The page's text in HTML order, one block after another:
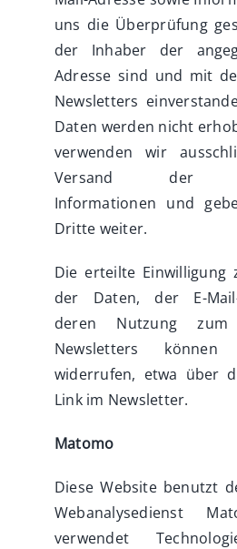
uns die Überprüfung
der Inhaber der
Adresse sind und mit
Newsletters
Daten werden nicht
verwenden wir
Versand der
Informationen und
Dritte weiter.
Die erteilte Einwilligung
der Daten, der E-
deren Nutzung
Newsletters
widerrufen, etwa über
Link im Newsletter.
Matomo
Diese Website benutzt
Webanalysedienst
verwendet